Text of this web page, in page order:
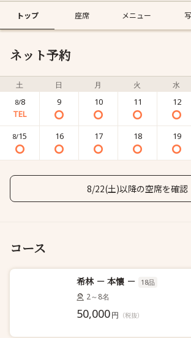
トップ 座席 メニュー
ネット予約
土 日 月 火 水
8/8 9 10 11 12
8/15 16 17 18 19
8/22(土)以降の空席を確認
コース
希林 － 本懐 － 18品
2～8名
50,000円 （税抜）